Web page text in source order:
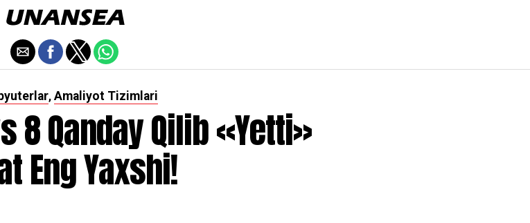
, Amaliyot Tizimlari
8 Qanday Qilib «Yetti»
Eng Yaxshi!